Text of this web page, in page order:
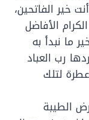
خير الفاتحين،
الأفاضل
ما نبدأ به
رب العباد
لتلك
الطيبة